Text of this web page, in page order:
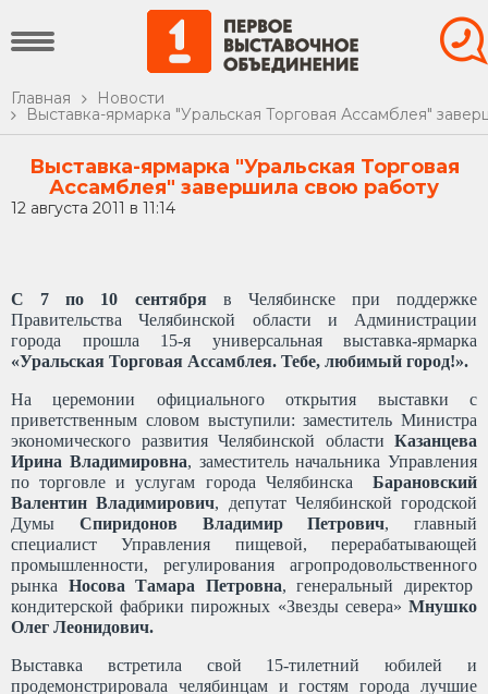
Главная
Новости
Выставка-ярмарка "Уральская Торговая Ассамблея"
Выставка-ярмарка "Уральская Торговая
Ассамблея" завершила свою работу
12 августа 2011 в 11:14
С 7 по 10 сентябряв Челябинске при поддержке
Правительства Челябинской области и Администрации
города прошла 15-я универсальная выставка-ярмарка
«Уральская Торговая Ассамблея. Тебе, любимый город!».
На церемонии официального открытия выставки с
приветственным словом выступили: заместитель Министра
экономического развития Челябинской области Казанцева
Ирина Владимировна, заместитель начальника Управления
по торговле и услугам города Челябинска Барановский
Валентин Владимирович, депутат Челябинской городской
Думы Спиридонов Владимир Петрович, главный
специалист Управления пищевой, перерабатывающей
промышленности, регулирования агропродовольственного
рынка Носова Тамара Петровна, генеральный директор
кондитерской фабрики пирожных «Звезды севера» Мнушко
Олег Леонидович.
Выставка встретила свой 15-тилетний юбилей и
продемонстрировала челябинцам и гостям города лучшие